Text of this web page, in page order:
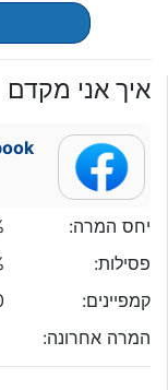
איך אני מקדם
יחס המרה:
פסילות:
קמפיינים:
המרה אחרונה: